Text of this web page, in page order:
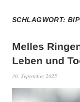
SCHLAGWORT:
Melles
Leben und
30. September 2025